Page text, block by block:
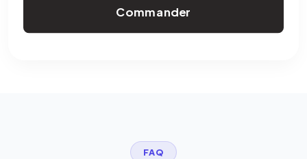
Commander
FAQ